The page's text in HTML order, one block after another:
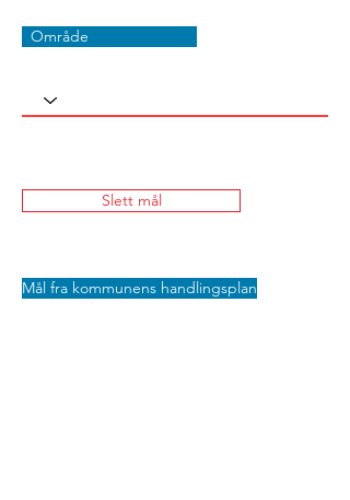
Område
Slett mål
Mål fra kommunens handlingsplan